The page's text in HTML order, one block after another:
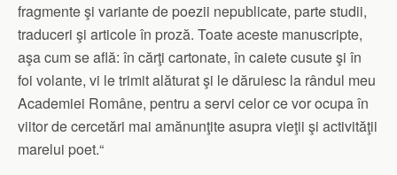
fragmente şi variante de poezii nepublicate, parte studii,
traduceri şi articole în proză. Toate aceste manuscripte,
aşa cum se află: în cărţi cartonate, în caiete cusute şi în
foi volante, vi le trimit alăturat şi le dăruiesc la rândul meu
Academiei Române, pentru a servi celor ce vor ocupa în
viitor de cercetări mai amănunţite asupra vieţii şi activităţii
marelui poet.“